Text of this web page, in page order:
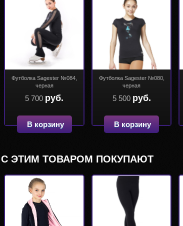
Футболка Sagester №084,
черная
5 700 руб.
В корзину
Футболка Sagester №080,
черная
5 500 руб.
В корзину
С ЭТИМ ТОВАРОМ ПОКУПАЮТ